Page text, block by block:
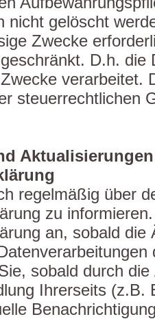
nicht gelöscht
Zwecke
D.h. die
verarbeitet.
steuerrechtlichen
regelmäßig über
zu
an, sobald die
sobald durch
Ihrerseits (z.B.